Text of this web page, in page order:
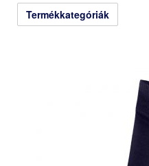
Termékkategóriák